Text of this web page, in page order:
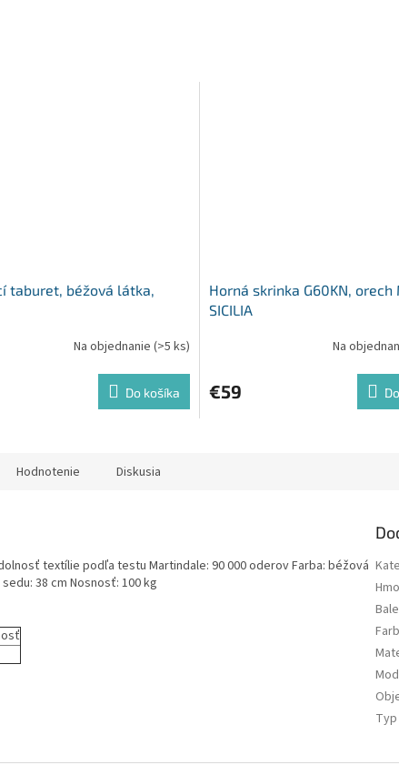
taburet, béžová látka,
Na objednanie (>5 ks)
Do košíka
Horná skrinka G60KN, orech
SICILIA
Na
€59
Hodnotenie Diskusia
textílie podľa testu Martindale: 90 000 oderov Farba: béžová
38 cm Nosnosť: 100 kg